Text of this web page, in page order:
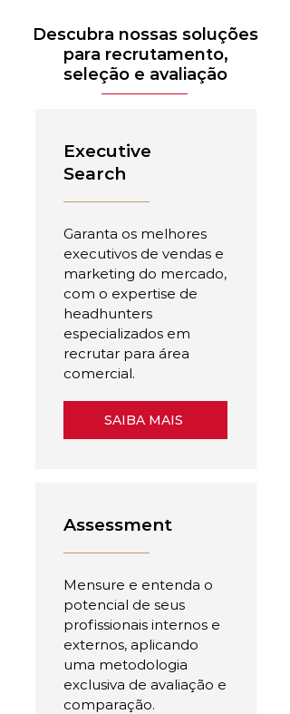
Descubra nossas soluções
para recrutamento,
seleção e avaliação
Executive
Search
Garanta os melhores
executivos de vendas e
marketing do mercado,
com o expertise de
headhunters
especializados em
recrutar para área
comercial.
SAIBA MAIS
Assessment
Mensure e entenda o
potencial de seus
profissionais internos e
externos, aplicando
uma metodologia
exclusiva de avaliação e
comparação.